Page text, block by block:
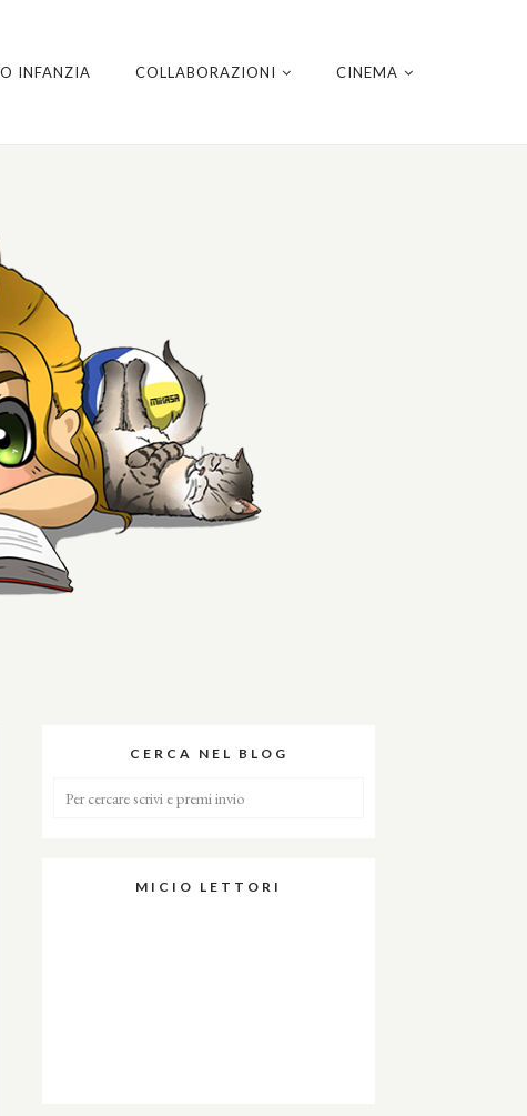
INFANZIA COLLABORAZIONI CINEMA
CERCA NEL BLOG
MICIO LETTORI